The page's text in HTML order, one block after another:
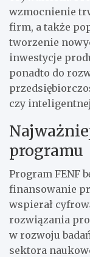
wzmocnienie
firm, a także
tworzenie
inwestycje
ponadto do
czy
programu
Program FENF
finansowanie
wspierał
rozwiązania
w rozwoju
sektora